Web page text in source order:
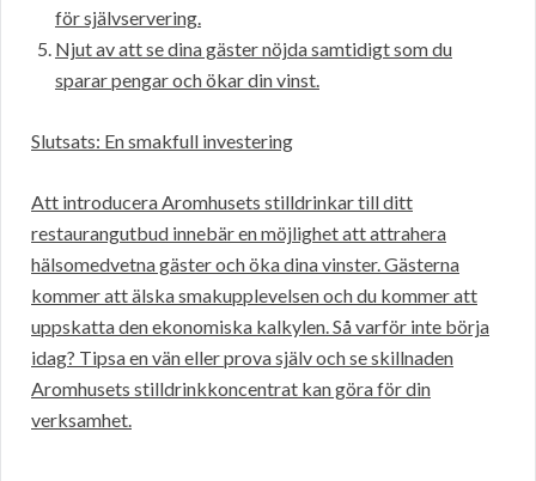
för självservering.
Njut av att se dina gäster nöjda samtidigt som du
sparar pengar och ökar din vinst.
Slutsats: En smakfull investering
Att introducera Aromhusets stilldrinkar till ditt
restaurangutbud innebär en möjlighet att attrahera
hälsomedvetna gäster och öka dina vinster. Gästerna
kommer att älska smakupplevelsen och du kommer att
uppskatta den ekonomiska kalkylen. Så varför inte börja
idag? Tipsa en vän eller prova själv och se skillnaden
Aromhusets stilldrinkkoncentrat kan göra för din
verksamhet.